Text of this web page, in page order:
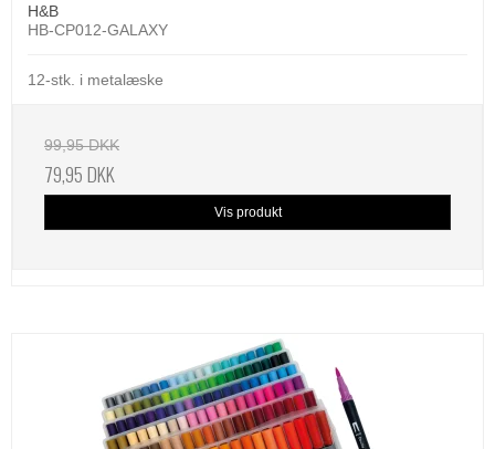
H&B
HB-CP012-GALAXY
12-stk. i metalæske
99,95 DKK
79,95 DKK
Vis produkt